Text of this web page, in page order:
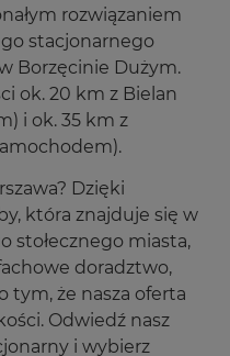
rozwiązaniem
stacjonarnego
Borzęcinie Dużym.
ok. 20 km z Bielan
i ok. 35 km z
Dzięki
która znajduje się w
stołecznego miasta,
doradztwo,
tym, że nasza oferta
Odwiedź nasz
i wybierz